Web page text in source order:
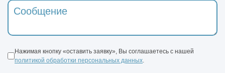
Нажимая кнопку «оставить заявку», Вы соглашаетесь с нашей
политикой обработки персональных данных.